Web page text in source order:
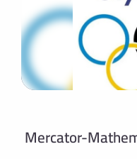
Mercator-